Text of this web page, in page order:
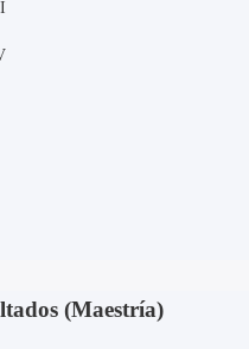
(Maestría)